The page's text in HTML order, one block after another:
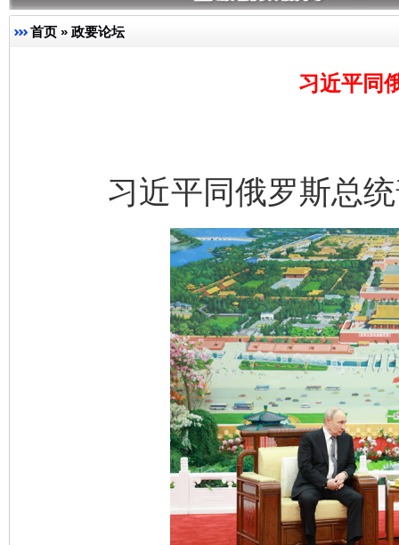
首页 » 政要论坛
习近平同
习近平同俄罗斯总统